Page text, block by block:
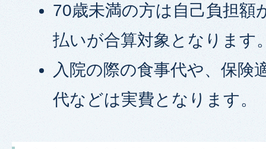
70歳未満の方は自己負担額
払いが合算対象となります
入院の際の食事代や、保険
代などは実費となります。